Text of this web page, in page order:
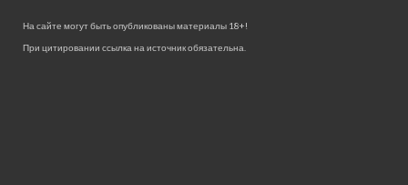
На сайте могут быть опубликованы материалы 18+!
При цитировании ссылка на источник обязательна.